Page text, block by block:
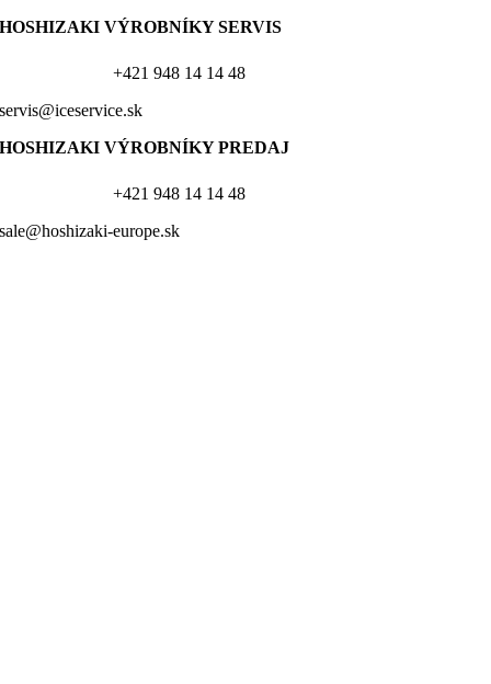
HOSHIZAKI VÝROBNÍKYSERVIS
+421 948 14 14 48
servis@iceservice.sk
HOSHIZAKI VÝROBNÍKY PREDAJ
+421 948 14 14 48
sale@hoshizaki-europe.sk